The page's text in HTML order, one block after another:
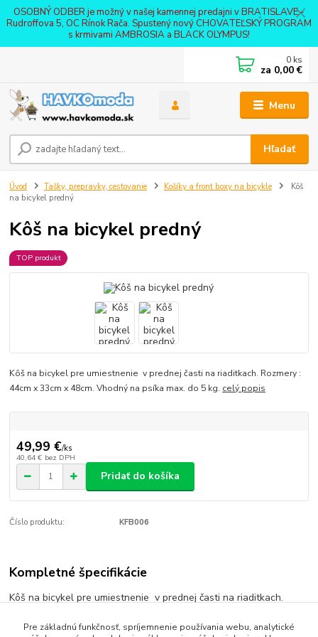
OSOBNÝ ODBER je možný v našej kamennej predajni v BRATISLAVE -
Rudroffova 5, OC Rínok Rača. Spustený nový CHOVATEĽSKÝ PROGRAM
s krmivami AMBROSIA a BLACK OLYMPUS!
Menu
Hľadať
0 ks
za 0,00 €
Úvod Tašky, prepravky, cestovanie Košíky a front boxy na bicykle
Kôš
na bicykel predný
Kôš na bicykel predný
TOP produkt
Kôš na bicykel pre umiestnenie v prednej časti na riaditkach. Rozmery :
44cm x 33cm x 48cm. Vhodný na psíka max. do 5 kg. celý popis
49,99 €/ks
40,64 € bez DPH
Pridať do košíka
Číslo produktu: KFB006
Kompletné špecifikácie
Kôš na bicykel pre umiestnenie v prednej časti na riaditkach.
Pre základnú funkčnosť, spríjemnenie používania webu, analytické